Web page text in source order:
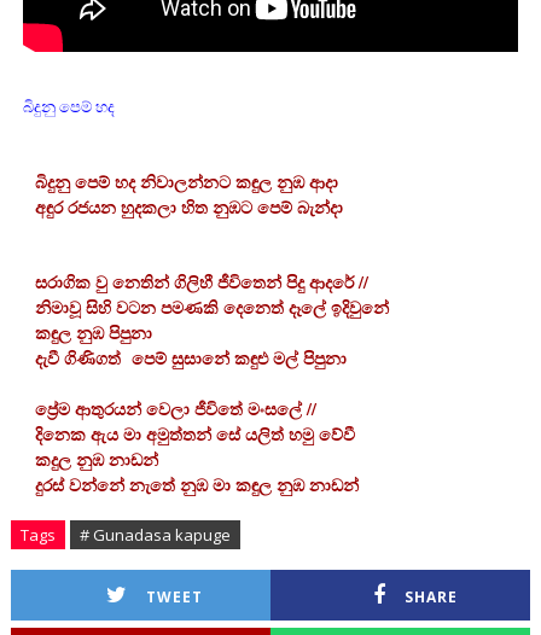
බිදුනු පෙම් හද
බිදුනු පෙම් හද නිවාලන්නට කඳුල නුඹ ආදා
අඳුර රජයන හුදකලා හිත නුඹට පෙම් බැන්දා
සරාගික වු නෙතින් ගිලිහී ජීවිතෙන් පිදු ආද‍රේ //
නිමාවූ සිහි වටන පමණකි දෙනෙත් දෑ‍ලේ ඉදිවුනේ
කඳුල නුඹ පිපුනා
දැවී ගිණිගත් පෙම් සුසානේ කඳුළු මල් පිපුනා
ප්‍රේම ආතුරයන් වෙලා ජීවිතේ මංසලේ //
දිනෙක ඇය මා අමුත්තන්‍ සේ යලිත් හමු වේවී
කදුල නුඹ නාඩන්
දුරස් වන්නේ නැතේ නුඹ මා කඳුල නුඹ නාඩන්
Tags # Gunadasa kapuge
TWEET SHARE